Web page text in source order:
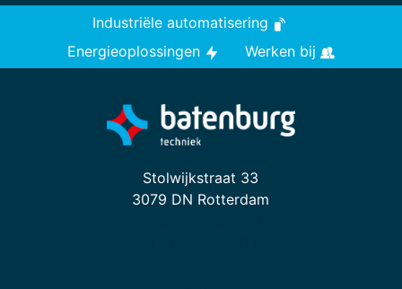
Industriële automatisering
Energieoplossingen
Werken bij
Stolwijkstraat 33
3079 DN Rotterdam